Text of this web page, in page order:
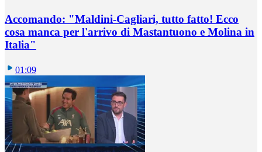
Accomando: "Maldini-Cagliari, tutto fatto! Ecco
cosa manca per l'arrivo di Mastantuono e Molina in
Italia"
01:09